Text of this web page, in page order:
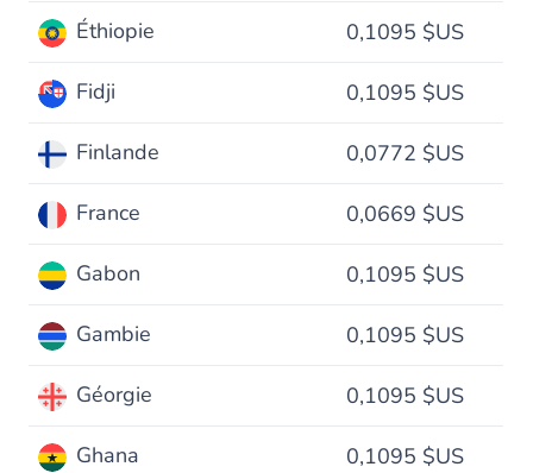
Éthiopie 0,1095 $US
Fidji 0,1095 $US
Finlande 0,0772 $US
France 0,0669 $US
Gabon 0,1095 $US
Gambie 0,1095 $US
Géorgie 0,1095 $US
Ghana 0,1095 $US